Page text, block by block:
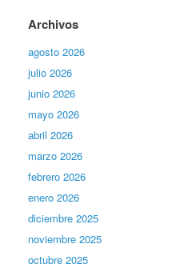
Archivos
agosto 2026
julio 2026
junio 2026
mayo 2026
abril 2026
marzo 2026
febrero 2026
enero 2026
diciembre 2025
noviembre 2025
octubre 2025